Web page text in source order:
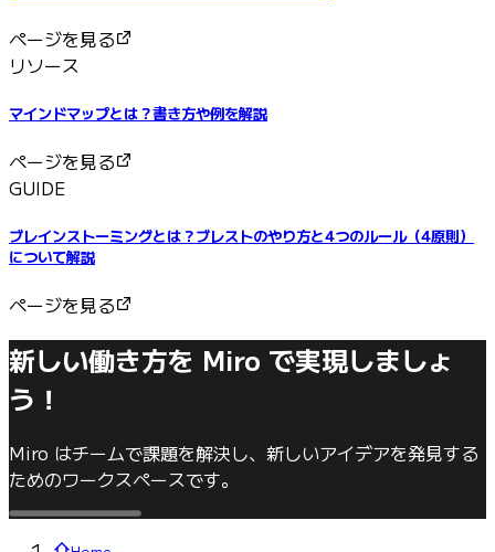
ページを見る
リソース
マインドマップとは？書き方や例を解説
ページを見る
GUIDE
ブレインストーミングとは？ブレストのやり方と4つのルール（4原則）
について解説
ページを見る
新しい働き方を Miro で実現しましょ
う！
Miro はチームで課題を解決し、新しいアイデアを発見する
ためのワークスペースです。